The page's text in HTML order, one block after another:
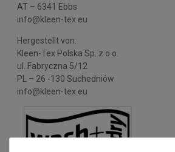
AT – 6341 Ebbs
info@kleen-tex.eu
Hergestellt von:
Kleen-Tex Polska Sp. z o.o.
ul. Fabryczna 5/12
PL – 26 -130 Suchedniów
info@kleen-tex.eu